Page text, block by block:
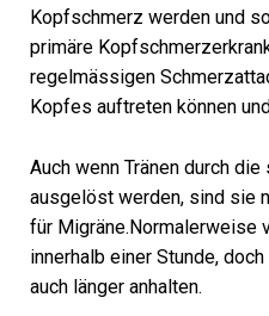
Kopfschmerz werden und
primäre
regelmässigen
Kopfes auftreten können
Auch wenn Tränen durch
ausgelöst werden, sind sie
für Migräne.Normalerweise
innerhalb einer Stunde,
auch länger anhalten.